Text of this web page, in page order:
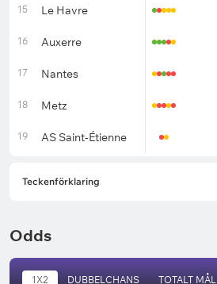
15 Le Havre
16 Auxerre
17 Nantes
18 Metz
19 AS Saint-Étienne
Teckenförklaring
Odds
1X2 DUBBELCHANS TOTALT MÅL